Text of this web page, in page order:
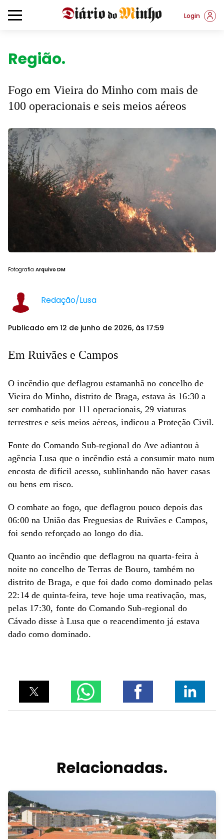
Login
Região.
Fogo em Vieira do Minho com mais de
100 operacionais e seis meios aéreos
Fotografia Arquivo DM
Redação/Lusa
Publicado em 12 de junho de 2026, às 17:59
Em Ruivães e Campos
O incêndio que deflagrou estamanhã no concelho de
Vieira do Minho, distrito de Braga, estava às 16:30 a
ser combatido por 111 operacionais, 29 viaturas
terrestres e seis meios aéreos, indicou a Proteção Civil.
Fonte do Comando Sub-regional do Ave adiantou à
agência Lusa que o incêndio está a consumir mato num
encosta de difícil acesso, sublinhando não haver casas
ou bens em risco.
O combate ao fogo, que deflagrou pouco depois das
06:00 na União das Freguesias de Ruivães e Campos,
foi sendo reforçado ao longo do dia.
Quanto ao incêndio que deflagrou na quarta-feira à
noite no concelho de Terras de Bouro, também no
distrito de Braga, e que foi dado como dominado pelas
22:14 de quinta-feira, teve hoje uma reativação, mas,
pelas 17:30, fonte do Comando Sub-regional do
Cávado disse à Lusa que o reacendimento já estava
dado como dominado.
Relacionadas.